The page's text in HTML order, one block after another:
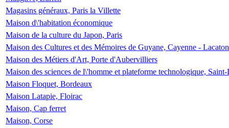
Magasins généraux, Paris la Villette
Maison d\'habitation économique
Maison de la culture du Japon, Paris
Maison des Cultures et des Mémoires de Guyane, Cayenne -
Maison des Métiers d'Art, Porte d'Aubervilliers
Maison des sciences de l\'homme et plateforme technologique,
Maison Floquet, Bordeaux
Maison Latapie, Floirac
Maison, Cap ferret
Maison, Corse